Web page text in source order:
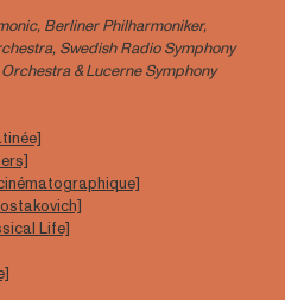
Berliner Philharmoniker,
Swedish Radio Symphony
& Lucerne Symphony
Life]